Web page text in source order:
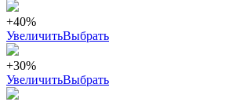
+40%
УвеличитьВыбрать
+30%
УвеличитьВыбрать